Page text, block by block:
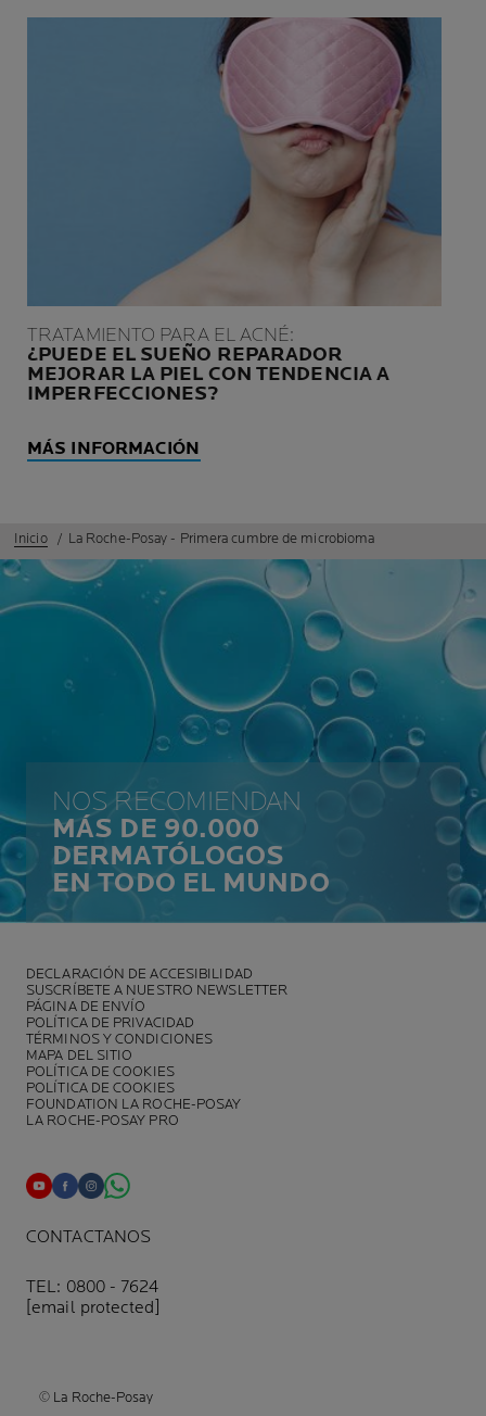
TRATAMIENTO PARA EL ACNÉ:
¿PUEDE EL SUEÑO REPARADOR
MEJORAR LA PIEL CON TENDENCIA A
IMPERFECCIONES?
MÁS INFORMACIÓN
Inicio La Roche-Posay - Primera cumbre de microbioma
NOS RECOMIENDAN
MÁS DE 90.000
DERMATÓLOGOS
EN TODO EL MUNDO
DECLARACIÓN DE ACCESIBILIDAD
SUSCRÍBETE A NUESTRO NEWSLETTER
PÁGINA DE ENVÍO
POLÍTICA DE PRIVACIDAD
TÉRMINOS Y CONDICIONES
MAPA DEL SITIO
POLÍTICA DE COOKIES
POLÍTICA DE COOKIES
FOUNDATION LA ROCHE-POSAY
LA ROCHE-POSAY PRO
CONTACTANOS
TEL: 0800 - 7624
[email protected]
© La Roche-Posay